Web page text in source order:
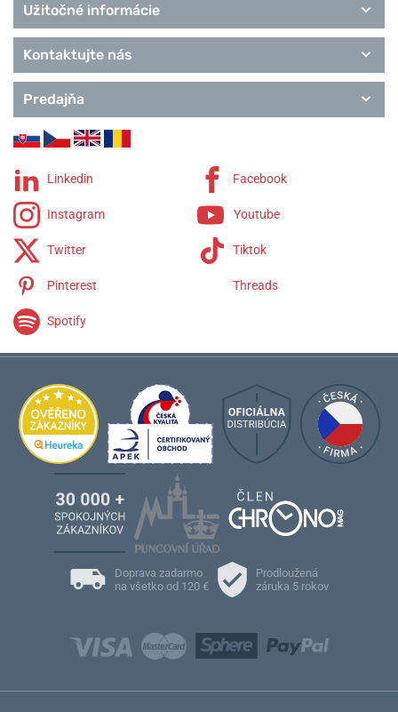
Užitočné informácie
Kontaktujte nás
Predajňa
Linkedin Facebook
Instagram Youtube
Twitter Tiktok
Pinterest Threads
Spotify
Doprava zadarmo
na všetko od 120 €
Prodloužená
záruka 5 rokov